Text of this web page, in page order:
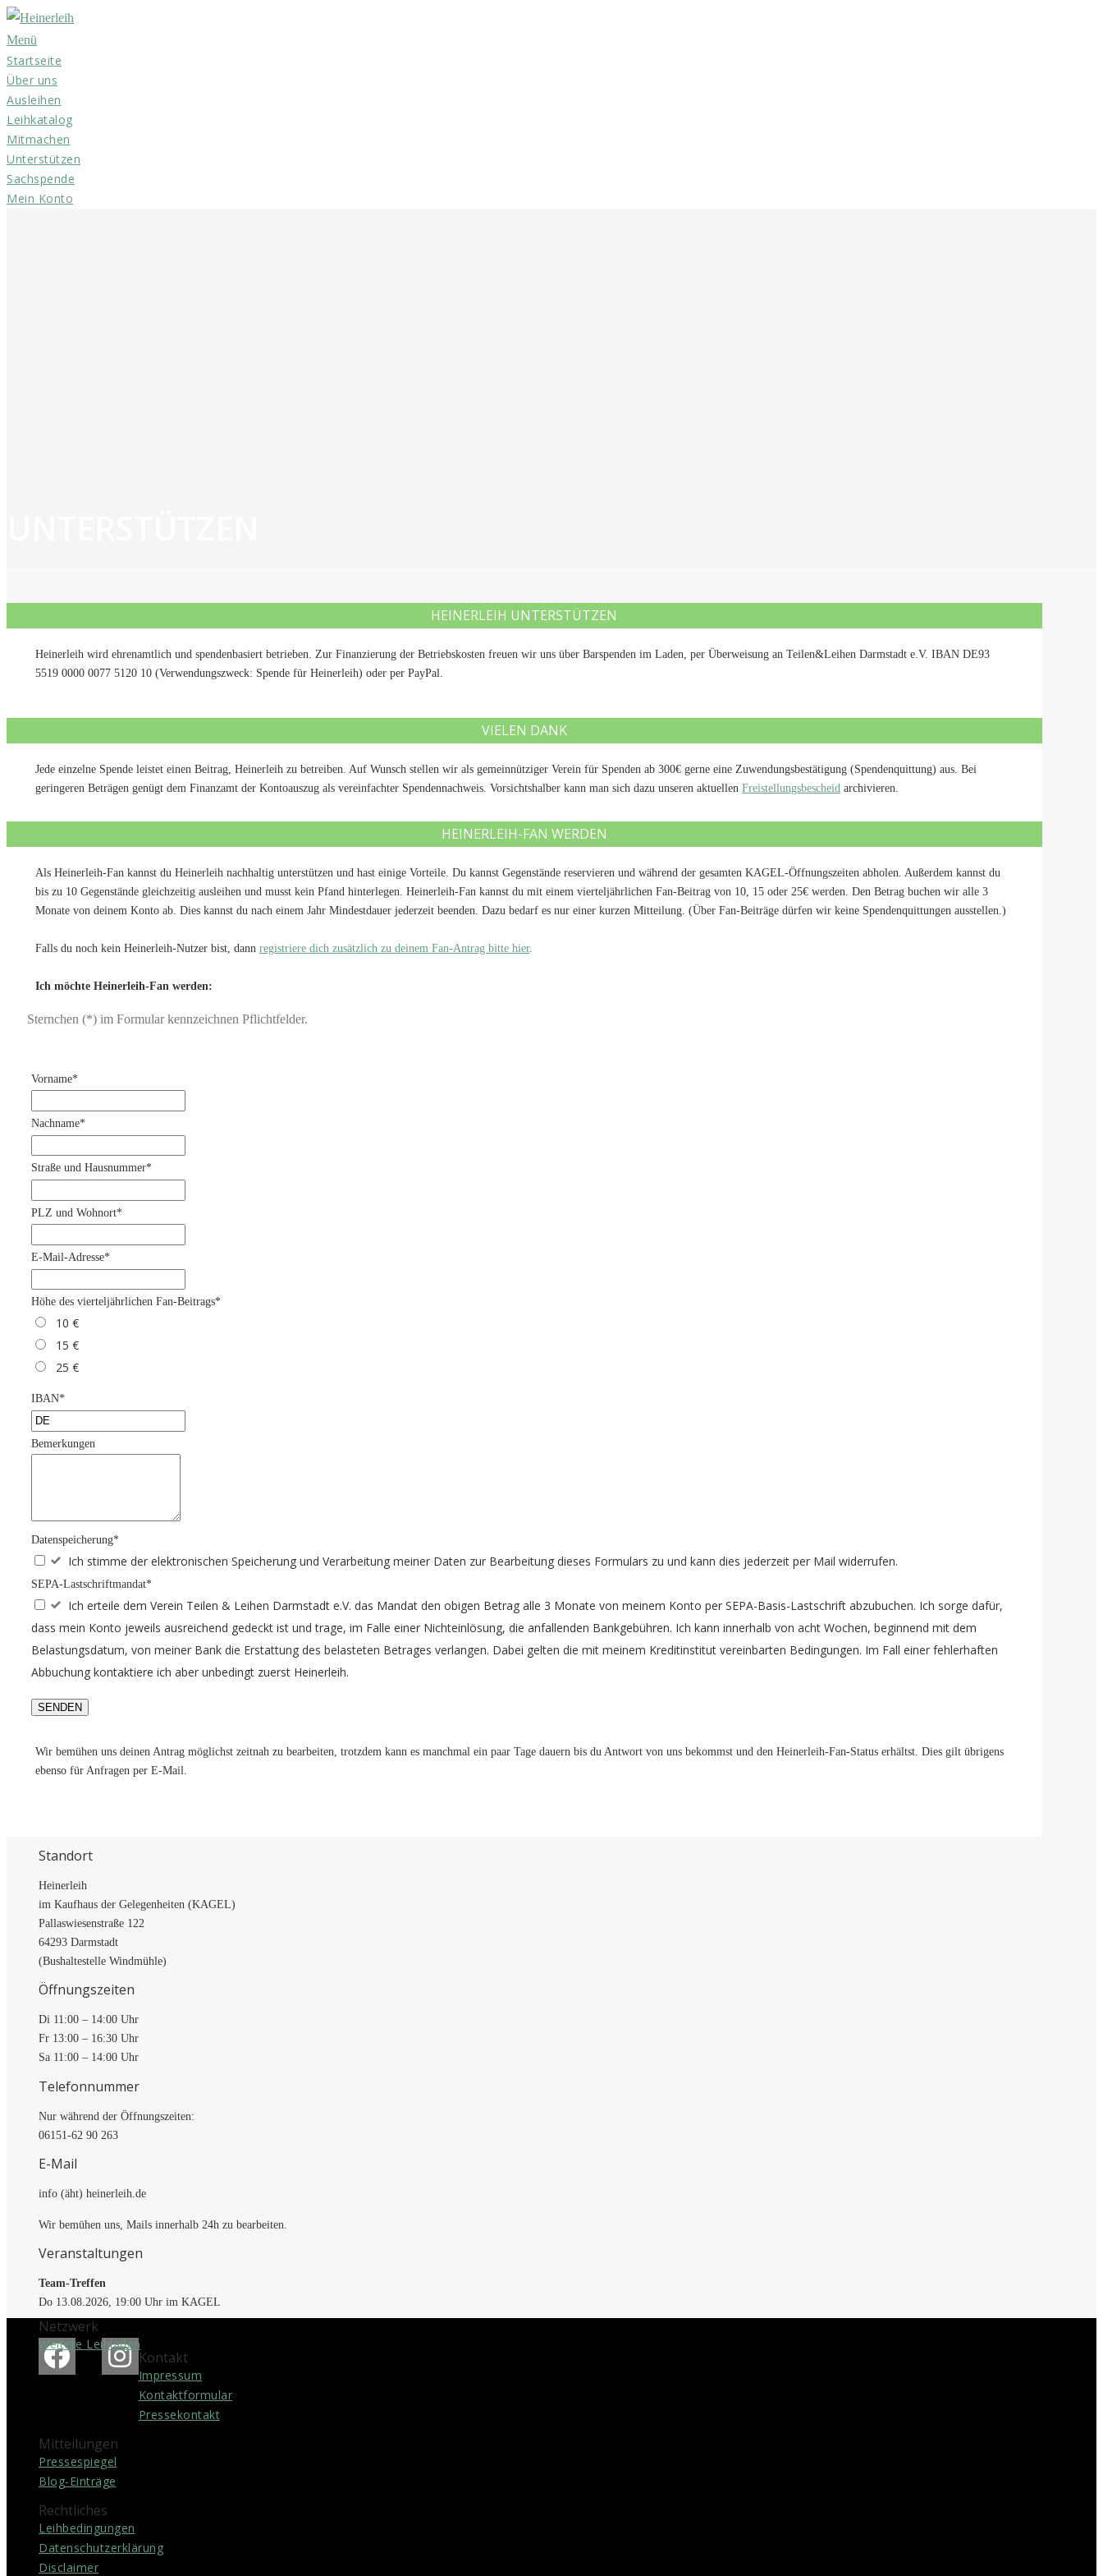
Zum
Inhalt
springen
Menü
Startseite
Über uns
Ausleihen
Leihkatalog
Mitmachen
Unterstützen
Sachspende
Mein Konto
HEINERLEIH UNTERSTÜTZEN
Heinerleih wird ehrenamtlich und spendenbasiert betrieben. Zur Finanzierung der Betriebskosten freuen wir uns über Barspenden im Laden, per Überweisung an Teilen&Leihen Darmstadt e.V. IBAN DE93
5519 0000 0077 5120 10 (Verwendungszweck: Spende für Heinerleih) oder per PayPal.
VIELEN DANK
Jede einzelne Spende leistet einen Beitrag, Heinerleih zu betreiben. Auf Wunsch stellen wir als gemeinnütziger Verein für Spenden ab 300€ gerne eine Zuwendungsbestätigung (Spendenquittung) aus. Bei
geringeren Beträgen genügt dem Finanzamt der Kontoauszug als vereinfachter Spendennachweis. Vorsichtshalber kann man sich dazu unseren aktuellen Freistellungsbescheid archivieren.
HEINERLEIH-FAN WERDEN
Als Heinerleih-Fan kannst du Heinerleih nachhaltig unterstützen und hast einige Vorteile. Du kannst Gegenstände reservieren und während der gesamten KAGEL-Öffnungszeiten abholen. Außerdem kannst du
bis zu 10 Gegenstände gleichzeitig ausleihen und musst kein Pfand hinterlegen. Heinerleih-Fan kannst du mit einem vierteljährlichen Fan-Beitrag von 10, 15 oder 25€ werden. Den Betrag buchen wir alle 3
Monate von deinem Konto ab. Dies kannst du nach einem Jahr Mindestdauer jederzeit beenden. Dazu bedarf es nur einer kurzen Mitteilung. (Über Fan-Beiträge dürfen wir keine Spendenquittungen ausstellen.)
Falls du noch kein Heinerleih-Nutzer bist, dann registriere dich zusätzlich zu deinem Fan-Antrag bitte hier.
Ich möchte Heinerleih-Fan werden:
Sternchen (*) im Formular kennzeichnen Pflichtfelder.
Lass
Feld
Vorname*
Nachname*
Straße und Hausnummer*
PLZ und Wohnort*
E-Mail-Adresse*
Höhe des vierteljährlichen Fan-Beitrags*
10 €
15 €
25 €
IBAN*
Bemerkungen
Datenspeicherung*
Ich stimme der elektronischen Speicherung und Verarbeitung meiner Daten zur Bearbeitung dieses Formulars zu und kann dies jederzeit per Mail widerrufen.
SEPA-Lastschriftmandat*
Ich erteile dem Verein Teilen & Leihen Darmstadt e.V. das Mandat den obigen Betrag alle 3 Monate von meinem Konto per SEPA-Basis-Lastschrift abzubuchen. Ich sorge dafür,
dass mein Konto jeweils ausreichend gedeckt ist und trage, im Falle einer Nichteinlösung, die anfallenden Bankgebühren. Ich kann innerhalb von acht Wochen, beginnend mit dem
Belastungsdatum, von meiner Bank die Erstattung des belasteten Betrages verlangen. Dabei gelten die mit meinem Kreditinstitut vereinbarten Bedingungen. Im Fall einer fehlerhaften
Abbuchung kontaktiere ich aber unbedingt zuerst Heinerleih.
SENDEN
Wir bemühen uns deinen Antrag möglichst zeitnah zu bearbeiten, trotzdem kann es manchmal ein paar Tage dauern bis du Antwort von uns bekommst und den Heinerleih-Fan-Status erhältst. Dies gilt übrigens
ebenso für Anfragen per E-Mail.
Standort
Heinerleih
im Kaufhaus der Gelegenheiten (KAGEL)
Pallaswiesenstraße 122
64293 Darmstadt
(Bushaltestelle Windmühle)
Öffnungszeiten
Di 11:00 – 14:00 Uhr
Fr 13:00 – 16:30 Uhr
Sa 11:00 – 14:00 Uhr
Telefonnummer
Nur während der Öffnungszeiten:
06151-62 90 263
E-Mail
info (äht) heinerleih.de
Wir bemühen uns, Mails innerhalb 24h zu bearbeiten.
Veranstaltungen
Team-Treffen
Do 13.08.2026, 19:00 Uhr im KAGEL
Netzwerk
Weitere Leihläden
Kontakt
Impressum
Kontakt­formular
Pressekontakt
Mitteilungen
Pressespiegel
Blog-Einträge
Rechtliches
Leih­bedingungen
Datenschutz­erklärung
Disclaimer